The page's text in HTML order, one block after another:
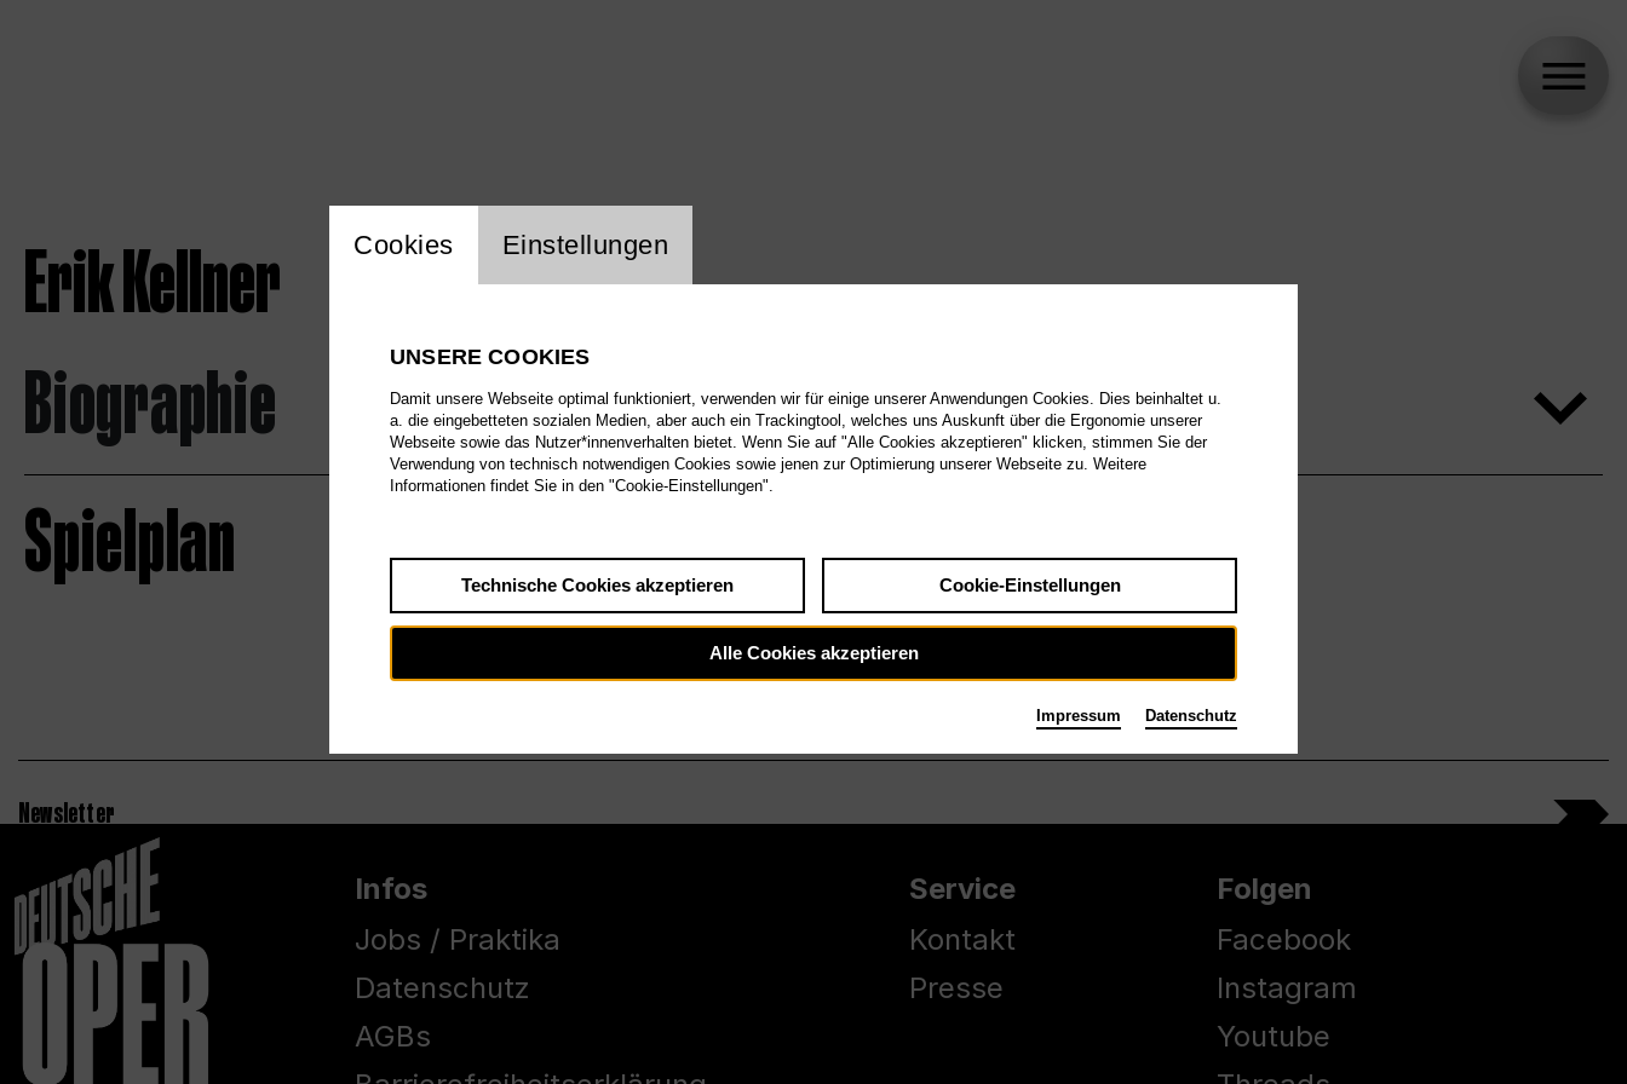
Erik Kellner
Biographie
Spielplan
Newsletter
Infos
Jobs / Praktika
Datenschutz
AGBs
Service
Kontakt
Presse
Folgen
Facebook
Instagram
Youtube
Einstellung Website Cookie
Cookies Einstellungen
UNSERE COOKIES
Damit unsere Webseite optimal funktioniert, verwenden wir für einige unserer Anwendungen Cookies. Dies beinhaltet u.
a. die eingebetteten sozialen Medien, aber auch ein Trackingtool, welches uns Auskunft über die Ergonomie unserer
Webseite sowie das Nutzer*innenverhalten bietet. Wenn Sie auf "Alle Cookies akzeptieren" klicken, stimmen Sie der
Verwendung von technisch notwendigen Cookies sowie jenen zur Optimierung unserer Webseite zu. Weitere
Informationen findet Sie in den "Cookie-Einstellungen".
Technische Cookies akzeptieren Cookie-Einstellungen
Alle Cookies akzeptieren
Impressum Datenschutz